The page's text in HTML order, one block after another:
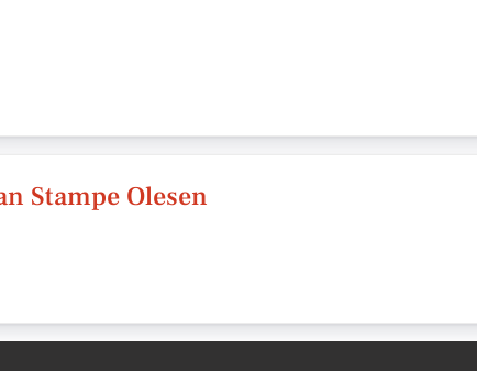
Stampe Olesen